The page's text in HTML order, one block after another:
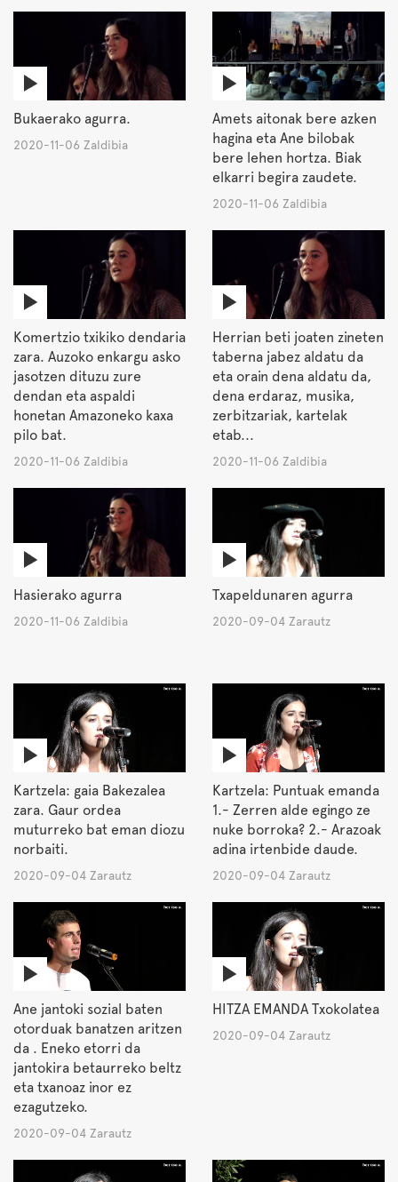
Bukaerako agurra.
2020-11-06 Zaldibia
Amets aitonak bere azken
hagina eta Ane bilobak
bere lehen hortza. Biak
elkarri begira zaudete.
2020-11-06 Zaldibia
Komertzio txikiko dendaria
zara. Auzoko enkargu asko
jasotzen dituzu zure
dendan eta aspaldi
honetan Amazoneko kaxa
pilo bat.
2020-11-06 Zaldibia
Herrian beti joaten zineten
taberna jabez aldatu da
eta orain dena aldatu da,
dena erdaraz, musika,
zerbitzariak, kartelak
etab...
2020-11-06 Zaldibia
Hasierako agurra
2020-11-06 Zaldibia
Txapeldunaren agurra
2020-09-04 Zarautz
Kartzela: gaia Bakezalea
zara. Gaur ordea
muturreko bat eman diozu
norbaiti.
2020-09-04 Zarautz
Kartzela: Puntuak emanda
1.- Zerren alde egingo ze
nuke borroka? 2.- Arazoak
adina irtenbide daude.
2020-09-04 Zarautz
Ane jantoki sozial baten
otorduak banatzen aritzen
da . Eneko etorri da
jantokira betaurreko beltz
eta txanoaz inor ez
ezagutzeko.
2020-09-04 Zarautz
HITZA EMANDA Txokolatea
2020-09-04 Zarautz